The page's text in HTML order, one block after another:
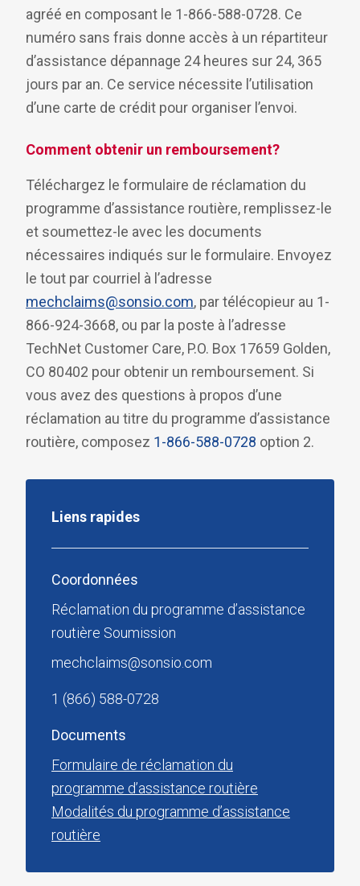
agréé en composant le 1-866-588-0728. Ce
numéro sans frais donne accès à un répartiteur
d’assistance dépannage 24 heures sur 24, 365
jours par an. Ce service nécessite l’utilisation
d’une carte de crédit pour organiser l’envoi.
Comment obtenir un remboursement?
Téléchargez le formulaire de réclamation du
programme d’assistance routière, remplissez-le
et soumettez-le avec les documents
nécessaires indiqués sur le formulaire. Envoyez
le tout par courriel à l’adresse
mechclaims@sonsio.com, par télécopieur au 1-
866-924-3668, ou par la poste à l’adresse
TechNet Customer Care, P.O. Box 17659 Golden,
CO 80402 pour obtenir un remboursement. Si
vous avez des questions à propos d’une
réclamation au titre du programme d’assistance
routière, composez 1-866-588-0728 option 2.
Liens rapides
Coordonnées
Réclamation du programme d’assistance
routière Soumission
mechclaims@sonsio.com
1 (866) 588-0728
Documents
Formulaire de réclamation du
programme d’assistance routière
Modalités du programme d’assistance
routière